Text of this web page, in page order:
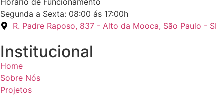
Horário de Funcionamento
Segunda a Sexta: 08:00 ás 17:00h
R. Padre Raposo, 837 - Alto da Mooca, São Paulo -
Institucional
Home
Sobre Nós
Projetos